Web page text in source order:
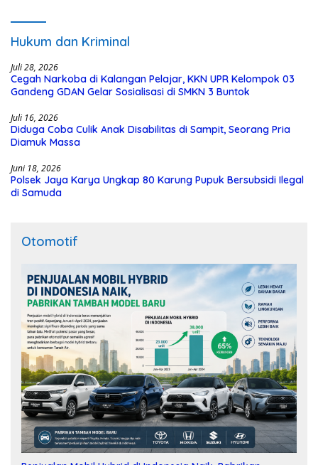
Hukum dan Kriminal
Juli 28, 2026
Cegah Narkoba di Kalangan Pelajar, KKN UPR Kelompok 03
Gandeng GDAN Gelar Sosialisasi di SMKN 3 Buntok
Juli 16, 2026
Diduga Coba Culik Anak Disabilitas di Sampit, Seorang Pria
Diamuk Massa
Juni 18, 2026
Polsek Jaya Karya Ungkap 80 Karung Pupuk Bersubsidi Ilegal
di Samuda
Otomotif